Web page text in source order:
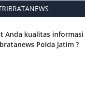
Anda kualitas
Polda Jatim ?